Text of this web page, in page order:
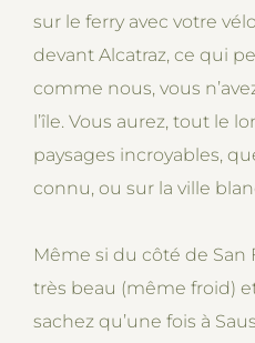
sur le ferry avec votre
devant Alcatraz, ce qui
comme nous, vous
l’île. Vous aurez, tout le
paysages incroyables,
connu, ou sur la ville
Même si du côté de San
très beau (même froid)
sachez qu’une fois à